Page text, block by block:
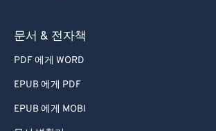
문서 & 전자책
PDF 에게 WORD
EPUB 에게 PDF
EPUB 에게 MOBI